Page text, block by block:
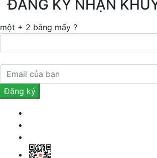
ĐĂNG KÝ NHẬN
một + 2 bằng mấy ?